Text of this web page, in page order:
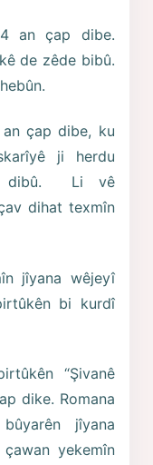
an çap dibe.
de zêde bibû.
çap dibe, ku
ji herdu
dibû. Li vê
dihat texmîn
jîyana wêjeyî
bi kurdî
“Şivanê
dike. Romana
jîyana
yekemîn